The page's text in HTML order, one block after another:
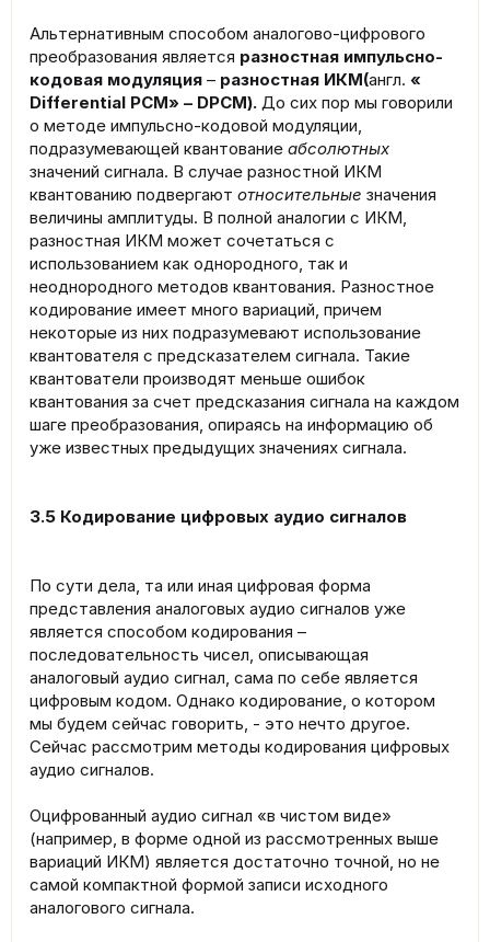
Альтернативным способом аналогово-цифрового
преобразования является разностная импульсно-
кодовая модуляция – разностная ИКМ(англ. «
Differential PCM» – DPCM). До сих пор мы говорили
о методе импульсно-кодовой модуляции,
подразумевающей квантование абсолютных
значений сигнала. В случае разностной ИКМ
квантованию подвергают относительные значения
величины амплитуды. В полной аналогии с ИКМ,
разностная ИКМ может сочетаться с
использованием как однородного, так и
неоднородного методов квантования. Разностное
кодирование имеет много вариаций, причем
некоторые из них подразумевают использование
квантователя с предсказателем сигнала. Такие
квантователи производят меньше ошибок
квантования за счет предсказания сигнала на каждом
шаге преобразования, опираясь на информацию об
уже известных предыдущих значениях сигнала.
3.5 Кодирование цифровых аудио сигналов
По сути дела, та или иная цифровая форма
представления аналоговых аудио сигналов уже
является способом кодирования –
последовательность чисел, описывающая
аналоговый аудио сигнал, сама по себе является
цифровым кодом. Однако кодирование, о котором
мы будем сейчас говорить, - это нечто другое.
Сейчас рассмотрим методы кодирования цифровых
аудио сигналов.
Оцифрованный аудио сигнал «в чистом виде»
(например, в форме одной из рассмотренных выше
вариаций ИКМ) является достаточно точной, но не
самой компактной формой записи исходного
аналогового сигнала.